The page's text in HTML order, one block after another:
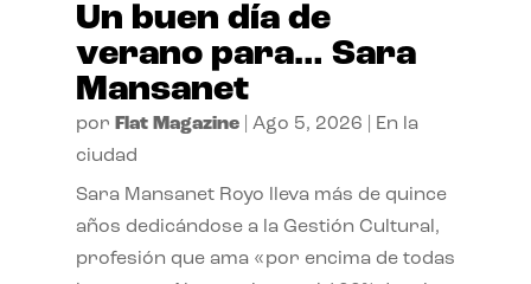
Un buen día de
verano para… Sara
Mansanet
por Flat Magazine| Ago 5, 2026
En la
ciudad
Sara Mansanet Royo lleva más de quince
años dedicándose a la Gestión Cultural,
profesión que ama «por encima de todas